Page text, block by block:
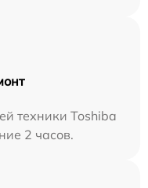
техники Toshiba
2 часов.